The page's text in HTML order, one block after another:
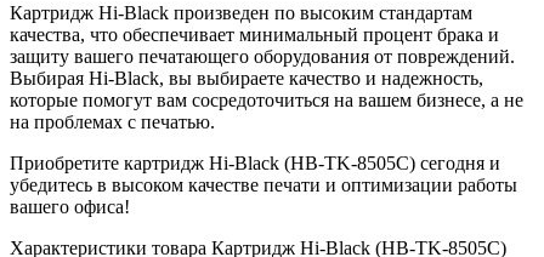
Картридж Hi-Black произведен по высоким стандартам
качества, что обеспечивает минимальный процент брака и
защиту вашего печатающего оборудования от повреждений.
Выбирая Hi-Black, вы выбираете качество и надежность,
которые помогут вам сосредоточиться на вашем бизнесе, а не
на проблемах с печатью.
Приобретите картридж Hi-Black (HB-TK-8505C) сегодня и
убедитесь в высоком качестве печати и оптимизации работы
вашего офиса!
Характеристики товара Картридж Hi-Black (HB-TK-8505C)